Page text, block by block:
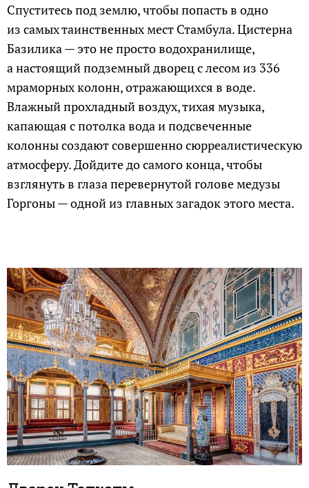
Спуститесь под землю, чтобы попасть в одно
из самых таинственных мест Стамбула. Цистерна
Базилика — это не просто водохранилище,
а настоящий подземный дворец с лесом из 336
мраморных колонн, отражающихся в воде.
Влажный прохладный воздух, тихая музыка,
капающая с потолка вода и подсвеченные
колонны создают совершенно сюрреалистическую
атмосферу. Дойдите до самого конца, чтобы
взглянуть в глаза перевернутой голове медузы
Горгоны — одной из главных загадок этого места.